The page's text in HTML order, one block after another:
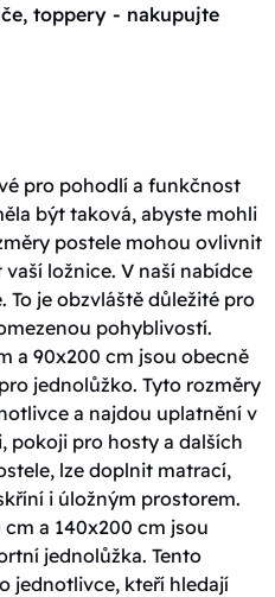
toppery - nakupujte
pro pohodlí a funkčnost
být taková, abyste mohli
postele mohou ovlivnit
ložnice. V naší nabídce
To je obzvláště důležité pro
pohyblivostí.
a 90x200 cm jsou obecně
jednolůžko. Tyto rozměry
a najdou uplatnění v
pokoji pro hosty a dalších
lze doplnit matrací,
i úložným prostorem.
a 140x200 cm jsou
jednolůžka. Tento
jednotlivce, kteří hledají